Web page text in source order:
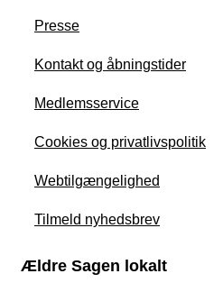
Presse
Kontakt og åbningstider
Medlemsservice
Cookies og privatlivspolitik
Webtilgængelighed
Tilmeld nyhedsbrev
Ældre Sagen lokalt